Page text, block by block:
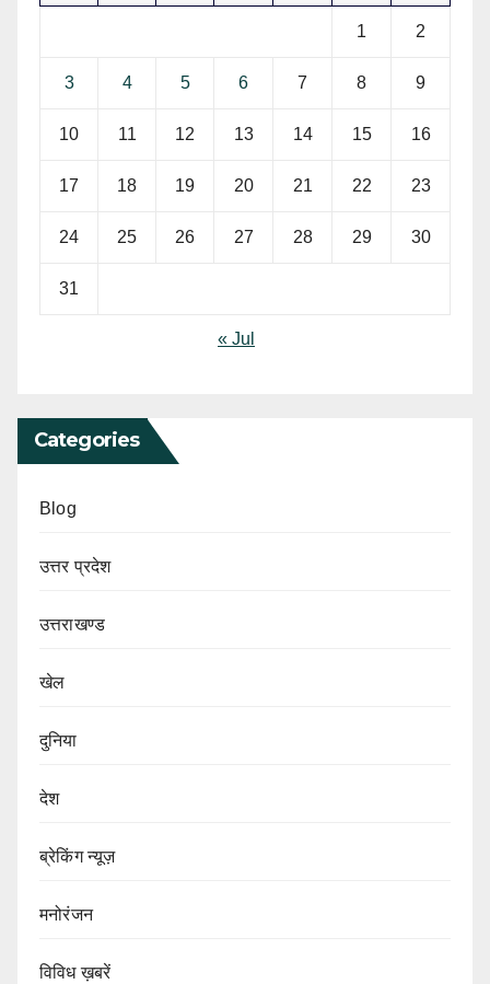
1 2
3 4 5 6 7 8 9
10 11 12 13 14 15 16
17 18 19 20 21 22 23
24 25 26 27 28 29 30
31
« Jul
Categories
Blog
उत्तर प्रदेश
उत्तराखण्ड
खेल
दुनिया
देश
ब्रेकिंग न्यूज़
मनोरंजन
विविध ख़बरें